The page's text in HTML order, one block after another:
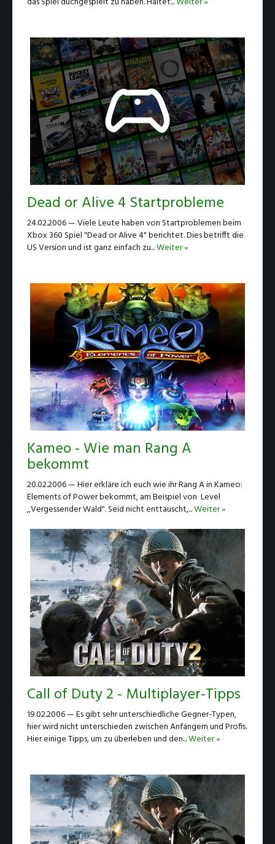
Dead or Alive 4 Startprobleme
24.02.2006 — Viele Leute haben von Startproblemen beim
Xbox 360 Spiel "Dead or Alive 4" berichtet. Dies betrifft die
US Version und ist ganz einfach zu...Weiter »
Kameo - Wie man Rang A
bekommt
20.02.2006 — Hier erkläre ich euch wie ihr Rang A in Kameo:
Elements of Power bekommt, am Beispiel von Level
,,Vergessender Wald". Seid nicht enttäuscht,...Weiter »
Call of Duty 2 - Multiplayer-Tipps
19.02.2006 — Es gibt sehr unterschiedliche Gegner-Typen,
hier wird nicht unterschieden zwischen Anfängern und Profis.
Hier einige Tipps, um zu überleben und den...Weiter »